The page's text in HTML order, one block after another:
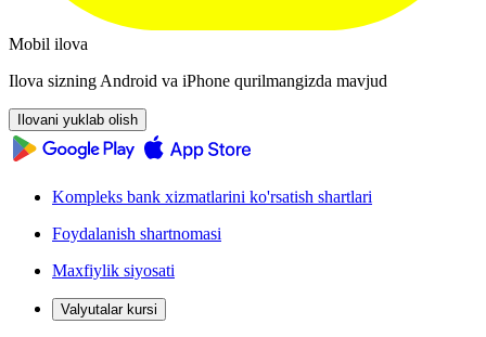
Mobil ilova
Ilova sizning Android va iPhone qurilmangizda mavjud
Ilovani yuklab olish
Kompleks bank xizmatlarini ko'rsatish shartlari
Foydalanish shartnomasi
Maxfiylik siyosati
Valyutalar kursi